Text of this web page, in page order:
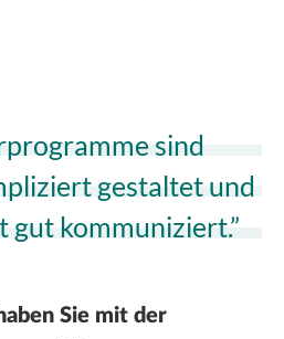
sind
gestaltet und
kommuniziert.”
Sie mit der